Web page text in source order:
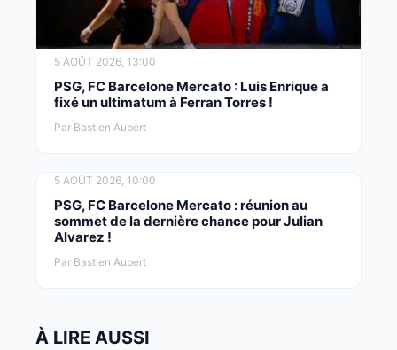
5 AOÛT 2026, 13:00
PSG, FC Barcelone Mercato : Luis Enrique a
fixé un ultimatum à Ferran Torres !
Par Bastien Aubert
5 AOÛT 2026, 10:00
PSG, FC Barcelone Mercato : réunion au
sommet de la dernière chance pour Julian
Alvarez !
Par Bastien Aubert
À LIRE AUSSI